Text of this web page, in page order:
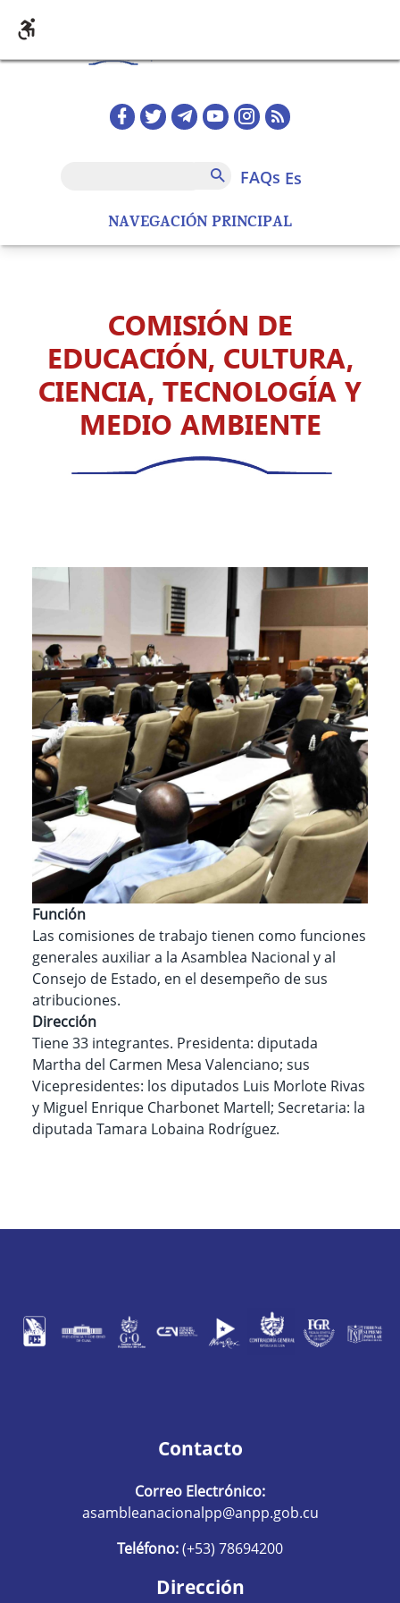
NAVEGACIÓN PRINCIPAL
Redes sociales home
FAQs
FAQs es
COMISIÓN DE
EDUCACIÓN, CULTURA,
CIENCIA, TECNOLOGÍA Y
MEDIO AMBIENTE
Función
Las comisiones de trabajo tienen como funciones
generales auxiliar a la Asamblea Nacional y al
Consejo de Estado, en el desempeño de sus
atribuciones.
Dirección
Tiene 33 integrantes. Presidenta: diputada
Martha del Carmen Mesa Valenciano; sus
Vicepresidentes: los diputados Luis Morlote Rivas
y Miguel Enrique Charbonet Martell; Secretaria: la
diputada Tamara Lobaina Rodríguez.
Contacto
Correo Electrónico:
asambleanacionalpp@anpp.gob.cu
Teléfono:(+53) 78694200
Dirección